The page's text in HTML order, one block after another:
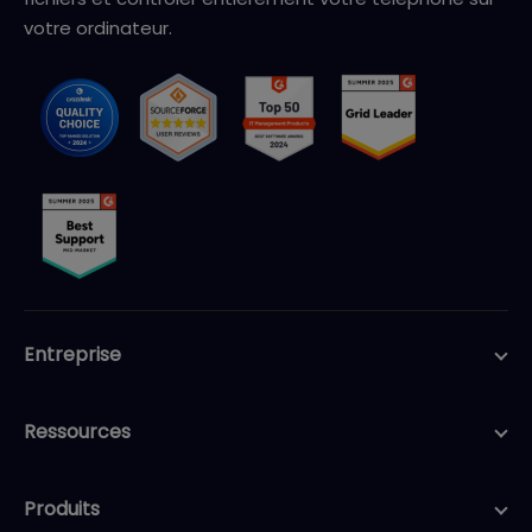
votre ordinateur.
Entreprise
Ressources
Produits